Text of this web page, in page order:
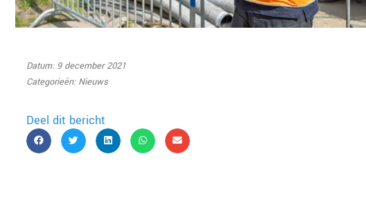
Datum: 9 december 2021
Categorieën: Nieuws
Deel dit bericht